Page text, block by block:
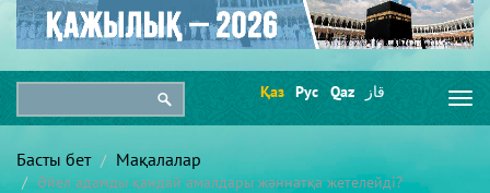
Қаз Рус Qaz قاز
Басты бет Мақалалар
Әйел адамды қандай амалдары жәннатқа жетелейді?